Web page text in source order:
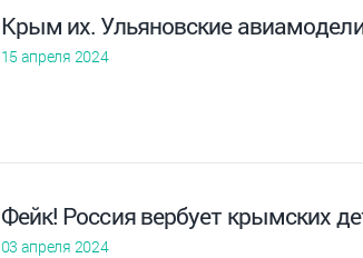
Крым их. Ульяновские
15 апреля 2024
Фейк! Россия вербует крымских
03 апреля 2024